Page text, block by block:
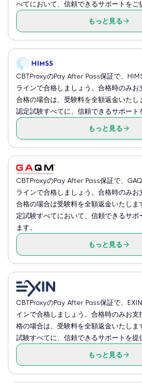
べてにおいて、信頼できるサポートをご
もっと見る
CBTProxyのPay After Pass保証で、
ラインで合格しましょう。合格時のみお
合格の場合は、受験料を全額返金いたし
認定試験すべてに、信頼できるサポート
もっと見る
CBTProxyのPay After Pass保証で、
ラインで合格しましょう。合格時のみお
合格の場合は受験料を全額返金いたしま
定試験すべてにおいて、信頼できるサポ
ます。
もっと見る
CBTProxyのPay After Pass保証で、
インで合格しましょう。合格時のみお支
格の場合は、受験料を全額返金いたしま
試験すべてに、信頼できるサポートを提
もっと見る